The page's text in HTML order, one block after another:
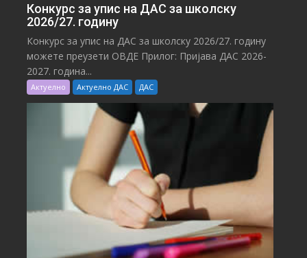
Конкурс за упис на ДАС за школску
2026/27. годину
Конкурс за упис на ДАС за школску 2026/27. годину
можете преузети ОВДЕ Прилог: Пријава ДАС 2026-
2027. година...
Актуелно Актуелно ДАС ДАС